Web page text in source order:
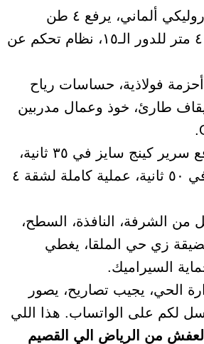
: هيدروليكي ألماني، يرفع ٤ طن
بسلاسة، يمد حتى ٤٠ متر للدور الـ١٥، نظام تحكم عن
: ٨ أحزمة فولاذية، حساسات رياح
طارئ، خوذ وعمال مدربين
: يرفع سرير كينج سايز في ٣٥ ثانية،
ينزل كنبة ٣ مقاعد في ٥٠ ثانية، عملية كاملة لشقة ٤
من الشرفة، النافذة، السطح،
زي حي الملقا، يغطي
السيراميك.
الحي، يجيب تصاريح، يصور
لكم على الواتساب. هذا اللي
من الرياض الي القصيم